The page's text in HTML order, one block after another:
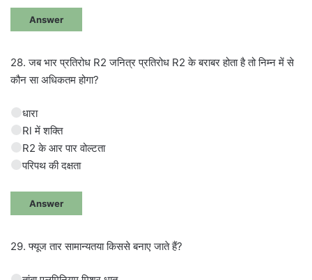
Answer
28. जब भार प्रतिरोध R2 जनित्र प्रतिरोध R2 के बराबर होता है तो निम्न में से
कौन सा अधिकतम होगा?
धारा
Rl में शक्ति
R2 के आर पार वोल्टता
परिपथ की दक्षता
Answer
29. फ्यूज तार सामान्यतया किससे बनाए जाते हैं?